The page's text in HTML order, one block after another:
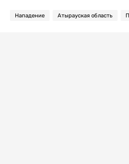
Нападение Атырауская область